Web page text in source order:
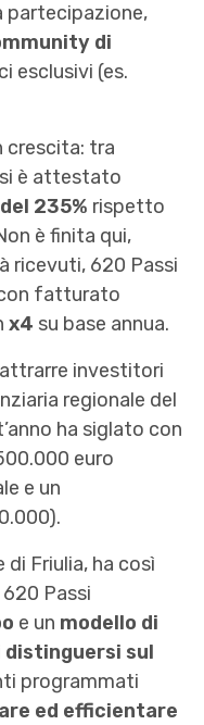
partecipazione,
di
esclusivi (es.
crescita: tra
è attestato
235% rispetto
è finita qui,
ricevuti, 620 Passi
fatturato
x4 su base annua.
investitori
regionale del
ha siglato con
euro
e un
di Friulia, ha così
Passi
e un modello di
sul
programmati
ed efficientare